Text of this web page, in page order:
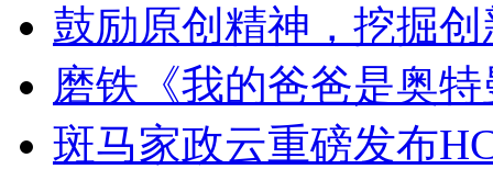
鼓励原创精神，挖掘
磨铁《我的爸爸是奥
斑马家政云重磅发布